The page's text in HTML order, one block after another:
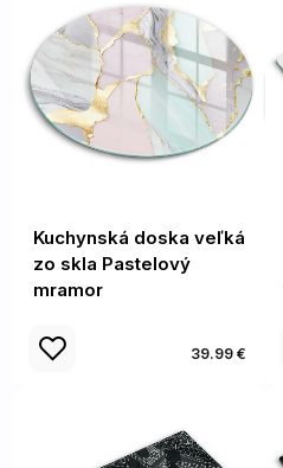
Kuchynská doska veľká
zo skla Pastelový
mramor
39.99 €